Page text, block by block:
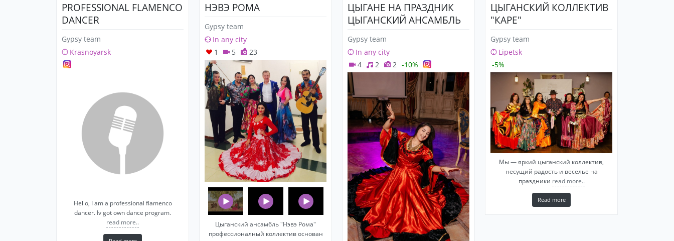
PROFESSIONAL FLAMENCO
DANCER
Gypsy team
Krasnoyarsk
Hello, I am a professional flamenco
dancer. Iv got own dance program.
read more..
НЭВЭ РОМА
Gypsy team
In any city
1
5 23
Цыганский ансамбль "Нэвэ Рома"
профессионалный коллектив основан
ЦЫГАНЕ НА ПРАЗДНИК
ЦЫГАНСКИЙ АНСАМБЛЬ
Gypsy team
In any city
4
2 2 -10%
ЦЫГАНСКИЙ КОЛЛЕКТИВ
"КАРЕ"
Gypsy team
Lipetsk
-5%
Мы — яркий цыганский коллектив,
несущий радость и веселье на
праздники read more..
Read more